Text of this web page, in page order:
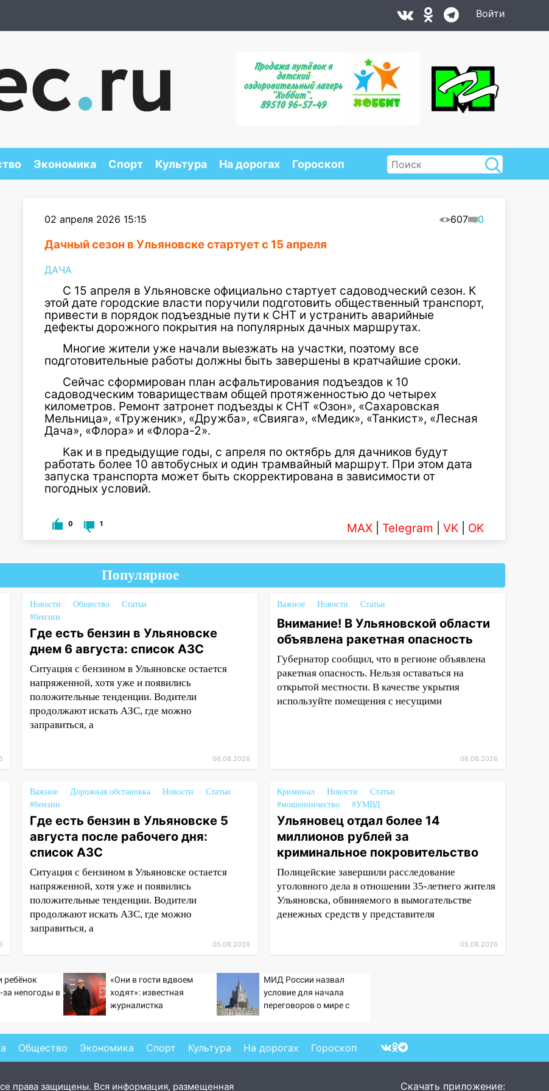
Войти
Экономика Спорт Культура На дорогах Гороскоп
02 апреля 2026 15:15 607 0
Дачный сезон в Ульяновске стартует с 15 апреля
ДАЧА
С 15 апреля в Ульяновске официально стартует садоводческий сезон. К
этой дате городские власти поручили подготовить общественный транспорт,
привести в порядок подъездные пути к СНТ и устранить аварийные
дефекты дорожного покрытия на популярных дачных маршрутах.
Многие жители уже начали выезжать на участки, поэтому все
подготовительные работы должны быть завершены в кратчайшие сроки.
Сейчас сформирован план асфальтирования подъездов к 10
садоводческим товариществам общей протяженностью до четырех
километров. Ремонт затронет подъезды к СНТ «Озон», «Сахаровская
Мельница», «Труженик», «Дружба», «Свияга», «Медик», «Танкист», «Лесная
Дача», «Флора» и «Флора-2».
Как и в предыдущие годы, с апреля по октябрь для дачников будут
работать более 10 автобусных и один трамвайный маршрут. При этом дата
запуска транспорта может быть скорректирована в зависимости от
погодных условий.
0 1 MAX Telegram VK OK
Популярное
Новости Общество
Статьи
#бензин
Где есть бензин в Ульяновске
днем 6 августа: список АЗС
Ситуация с бензином в Ульяновске остается
напряженной, хотя уже и появились
положительные тенденции. Водители
продолжают искать АЗС, где можно
заправиться, а
06.08.2026
Важное Новости Статьи
Внимание! В Ульяновской области
объявлена ракетная опасность
Губернатор сообщил, что в регионе объявлена
ракетная опасность. Нельзя оставаться на
открытой местности. В качестве укрытия
используйте помещения с несущими
06.08.2026
Важное Дорожная обстановка Новости
Статьи
#бензин
Где есть бензин в Ульяновске 5
августа после рабочего дня:
список АЗС
Ситуация с бензином в Ульяновске остается
напряженной, хотя уже и появились
положительные тенденции. Водители
продолжают искать АЗС, где можно
заправиться, а
05.08.2026
Криминал Новости
Статьи
#мошенничество
#УМВД
Ульяновец отдал более 14
миллионов рублей за
криминальное покровительство
Полицейские завершили расследование
уголовного дела в отношении 35-летнего жителя
Ульяновска, обвиняемого в вымогательстве
денежных средств у представителя
05.08.2026
за непогоды в
«Они в гости вдвоем
ходят»: известная
журналистка
МИД России назвал
условие для начала
переговоров о мире с
Общество Экономика Спорт Культура На дорогах Гороскоп
права защищены. Вся информация, размещенная Скачать приложение: